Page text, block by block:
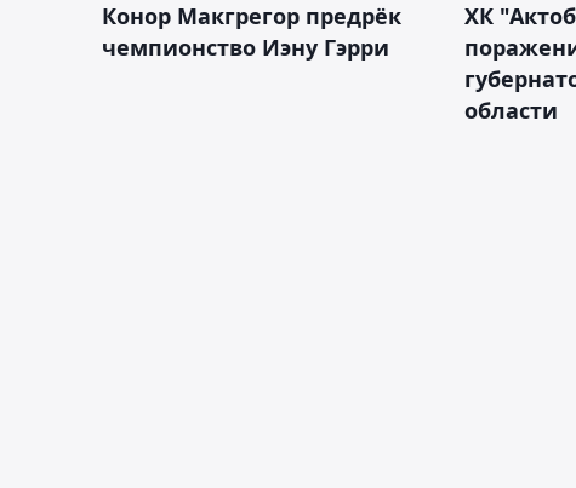
Конор Макгрегор предрёк
чемпионство Иэну Гэрри
ХК
области